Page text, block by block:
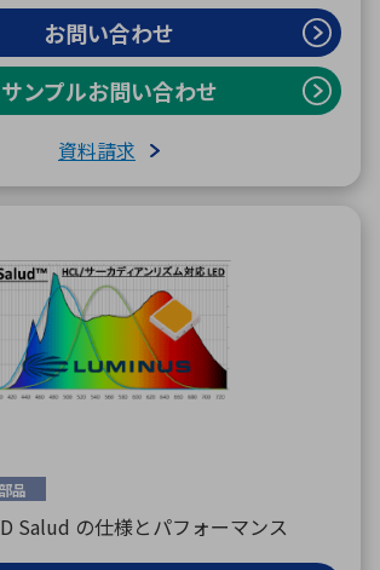
お問い合わせ
サンプルお問い合わせ
資料請求
品
Salud の仕様とパフォーマンス